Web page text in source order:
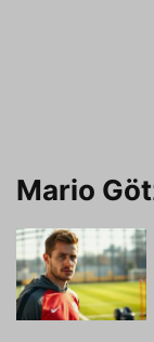
Mario